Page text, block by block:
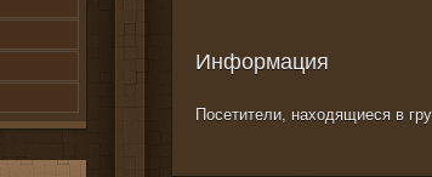
Информация
Посетители, находящиеся в